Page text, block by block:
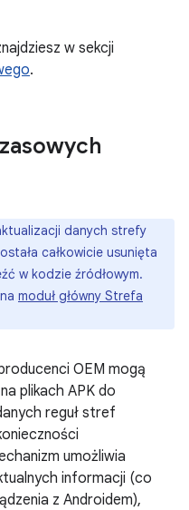
w sekcji
.
danych strefy
całkowicie usunięta
w kodzie źródłowym.
moduł główny Strefa
OEM mogą
plikach APK do
reguł stref
umożliwia
informacji (co
z Androidem),